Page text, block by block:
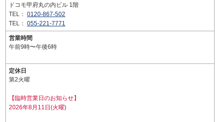
ドコモ甲府丸の内ビル 1階
TEL： 0120-867-502
TEL： 055-221-7771
営業時間
午前9時〜午後6時
定休日
第2火曜
【臨時営業日のお知らせ】
2026年8月11日(火曜)